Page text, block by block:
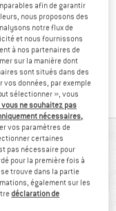
les infos sur la
informations de
ShopsTrouve toutes les
afin de garantir
nous proposons des
notre flux de
et nous fournissons
à nos partenaires de
sur la manière dont
sont situés dans des
données, par exemple
sélectionner », vous
vous ne souhaitez pas
nécessaires,
vos paramètres de
certaines
pas nécessaire pour
pour la première fois à
trouve dans la partie
également sur les
déclaration de